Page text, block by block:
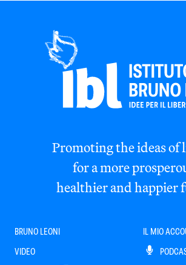
Promoting the ideas of
for a more
healthier and happier
BRUNO LEONI
VIDEO
IL MIO